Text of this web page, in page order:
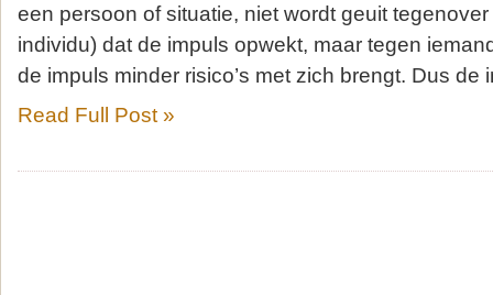
een persoon of situatie, niet wordt geuit
individu) dat de impuls opwekt, maar tegen
de impuls minder risico’s met zich brengt. Dus
Read Full Post »